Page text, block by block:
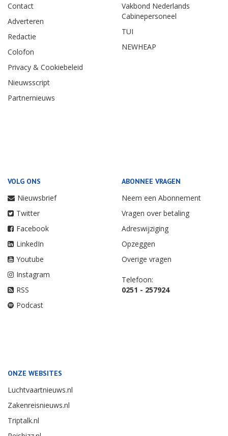
Contact
Adverteren
Redactie
Colofon
Privacy & Cookiebeleid
Nieuwsscript
Partnernieuws
Vakbond Nederlands
Cabinepersoneel
TUI
NEWHEAP
VOLG ONS
Nieuwsbrief
Twitter
Facebook
LinkedIn
Youtube
Instagram
RSS
Podcast
ABONNEE VRAGEN
Neem een Abonnement
Vragen over betaling
Adreswijziging
Opzeggen
Overige vragen
Telefoon:
0251 - 257924
ONZE WEBSITES
Luchtvaartnieuws.nl
Zakenreisnieuws.nl
Triptalk.nl